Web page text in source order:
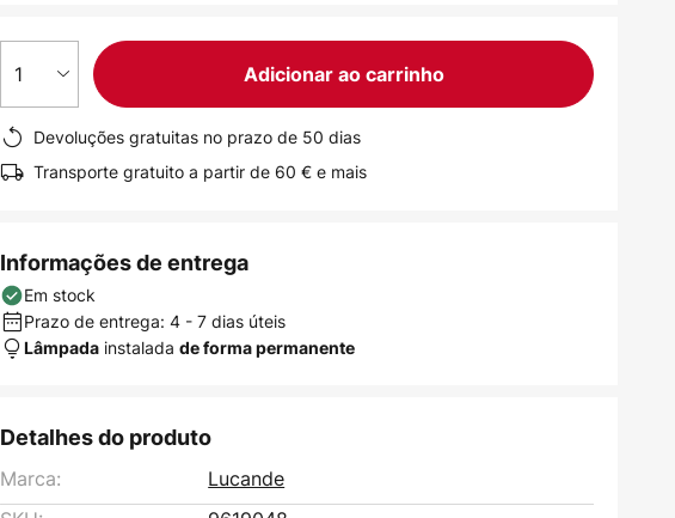
1 Adicionar ao carrinho
Devoluções gratuitas no prazo de 50 dias
Transporte gratuito a partir de 60 € e mais
Informações de entrega
Em stock
Prazo de entrega: 4 - 7 dias úteis
Lâmpada instaladade forma permanente
Detalhes do produto
Marca:
Lucande